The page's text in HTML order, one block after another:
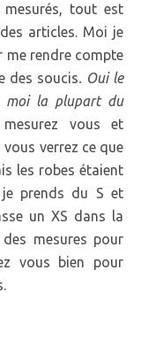
tout est
articles. Moi je
me rendre compte
des soucis. Oui le
moi la plupart du
vous et
verrez ce que
les robes étaient
prends du S et
un XS dans la
mesures pour
vous bien pour